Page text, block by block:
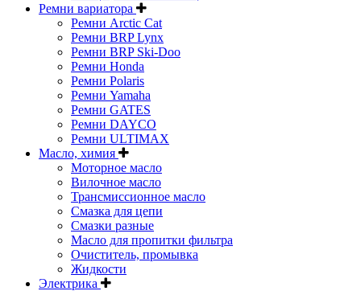
Ремни вариатора
Ремни Arctic Cat
Ремни BRP Lynx
Ремни BRP Ski-Doo
Ремни Honda
Ремни Polaris
Ремни Yamaha
Ремни GATES
Ремни DAYCO
Ремни ULTIMAX
Масло, химия
Моторное масло
Вилочное масло
Трансмиссионное масло
Смазка для цепи
Смазки разные
Масло для пропитки фильтра
Очиститель, промывка
Жидкости
Электрика